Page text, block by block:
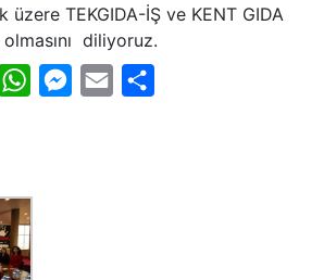
üzere TEKGIDA-İŞ ve KENT GIDA
olmasını diliyoruz.
LinkedInWhatsAppMessenger
Email